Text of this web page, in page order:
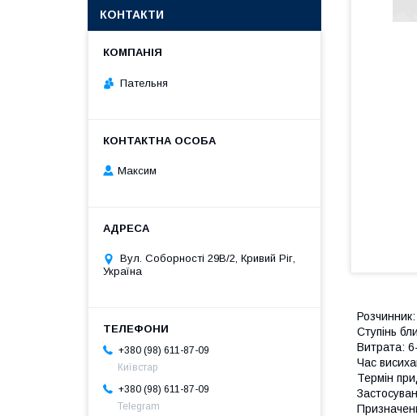
Ступінь
Витрата:
Час
Термін
КОНТАКТИ
Пательня
Максим
Вул. Соборності 29В/2, Кривий Ріг,
Україна
+380 (98) 611-87-09
Київстар
+380 (98) 611-87-09
Telegram